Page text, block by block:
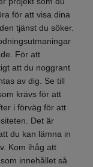
för att visa dina
tjänst du söker.
För att
att du noggrant
av dig. Se till
krävs för att
i förväg för att
Det är
du kan lämna in
Kom ihåg att
innehållet så